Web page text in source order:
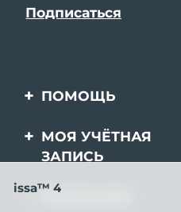
ПОМОЩЬ
Свяжитесь с нами
Заказ и доставка
Гарантия и возврат
МОЯ УЧЁТНАЯ
ЗАПИСЬ
Регистрация продукта
КОМПАНИЯ
issa™ 4